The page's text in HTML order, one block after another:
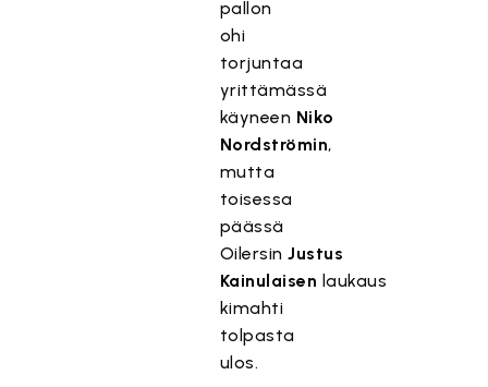
pallon
ohi
torjuntaa
yrittämässä
käyneen Niko
Nordströmin,
mutta
toisessa
päässä
OilersinJustus
Kainulaisen laukaus
kimahti
tolpasta
ulos.